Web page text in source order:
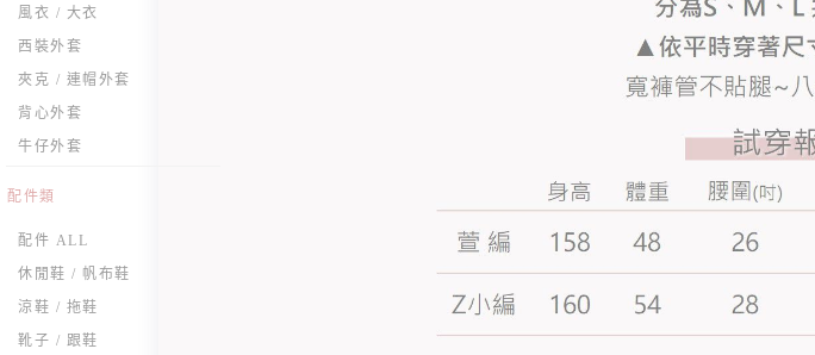
風衣 / 大衣
西裝外套
夾克 / 連帽外套
背心外套
牛仔外套
配件類
配件 ALL
休閒鞋 / 帆布鞋
涼鞋 / 拖鞋
靴子 / 跟鞋